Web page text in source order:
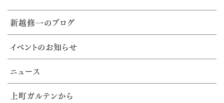
新越修一のブログ
イベントのお知らせ
ニュース
上町ガルテンから